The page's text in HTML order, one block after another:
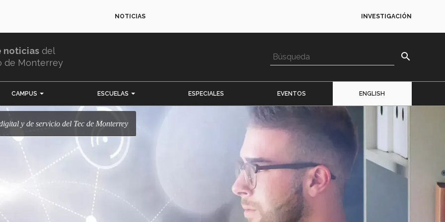
NOTICIAS INVESTIGACIÓN
noticias del
de Monterrey
search
CAMPUS ESCUELAS ESPECIALES EVENTOS ENGLISH
y de servicio del Tec de Monterrey